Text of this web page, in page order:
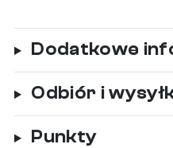
Dodatkowe
Odbiór i
Punkty